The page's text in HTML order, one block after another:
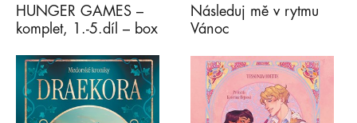
HUNGER GAMES –
komplet, 1.-5.díl – box
Následuj mě v rytmu
Vánoc